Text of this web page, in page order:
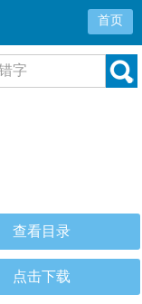
首页
查看目录
点击下载